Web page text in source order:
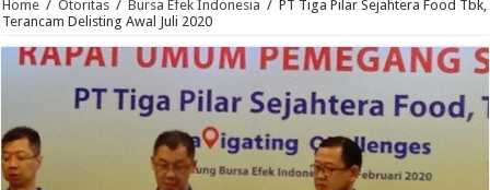
Home / Otoritas / Bursa Efek Indonesia / PT Tiga Pilar Sejahtera Food Tbk,
Terancam Delisting Awal Juli 2020